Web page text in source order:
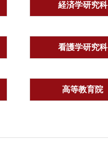
経済学研究科
看護学研究科
高等教育院